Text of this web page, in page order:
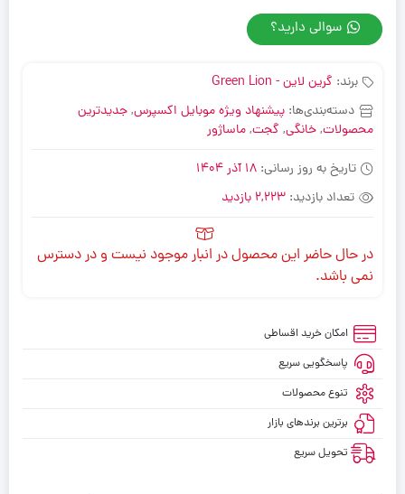
سوالی دارید؟
برند: گرین لاین - Green Lion
دسته‌بندی‌ها: پیشنهاد ویژه موبایل اکسپرس,جدیدترین
محصولات,خانگی, گجت,ماساژور
تاریخ به روز رسانی: 18 آذر 1404
تعداد بازدید: 2,223 بازدید
در حال حاضر این محصول در انبار موجود نیست و در دسترس
نمی باشد.
امکان خرید اقساطی
پاسخگویی سریع
تنوع محصولات
برترین برندهای بازار
تحویل سریع